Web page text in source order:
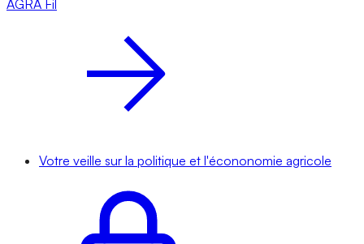
AGRA Fil
Votre veille sur la politique et l'écononomie agricole